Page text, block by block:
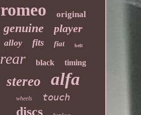
romeo original
genuine player
alloy fits fiat belt
rear black timing
stereo alfa
wheels touch
discs